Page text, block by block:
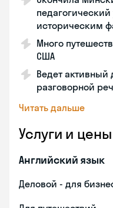
историческим
Много
США
Ведет активный
разговорной
Читать дальше
Услуги и цены
Английский язык
Деловой - для